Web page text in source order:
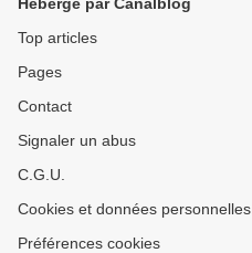
Top articles
Pages
Contact
Signaler un abus
C.G.U.
Cookies et données personnelles
Préférences cookies